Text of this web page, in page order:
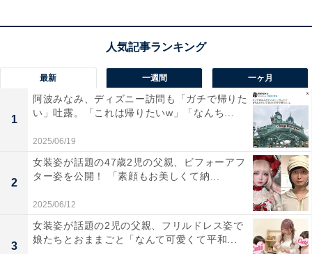
最新 一週間 一ヶ月
1
阿波みなみ、ディズニー訪問も「ガチで帰りた
い」吐露。「これは帰りたいw」「なんち...
2025/06/19
2
女装姿が話題の47歳2児の父親、ビフォーアフ
ター姿を公開！ 「素顔もお美しくて納...
2025/06/12
3
女装姿が話題の2児の父親、フリルドレス姿で
娘たちとおままごと「なんて可愛くて平和...